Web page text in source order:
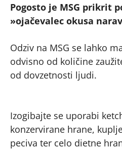
Pogosto je MSG prikrit
»ojačevalec okusa
Odziv na MSG se lahko
odvisno od količine
od dovzetnosti ljudi.
Izogibajte se uporabi
konzervirane hrane,
peciva ter celo dietne